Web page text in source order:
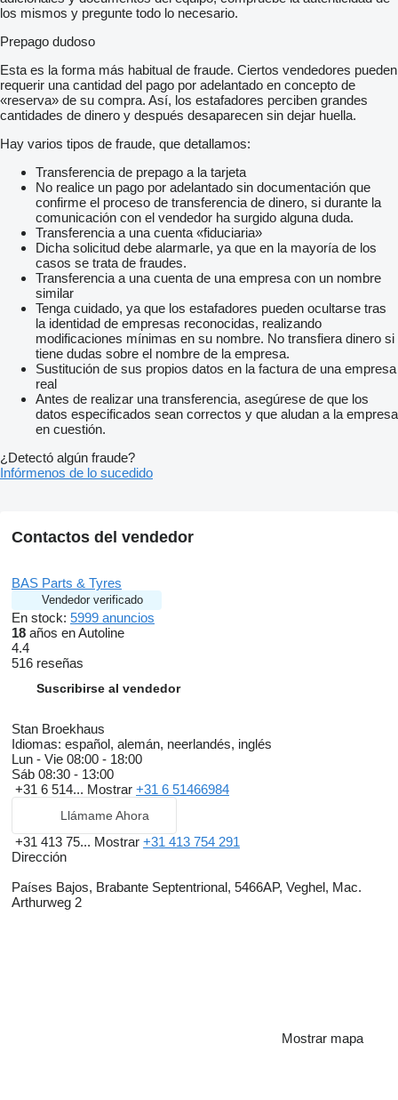
los mismos y pregunte todo lo necesario.
Prepago dudoso
Esta es la forma más habitual de fraude. Ciertos vendedores pueden
requerir una cantidad del pago por adelantado en concepto de
«reserva» de su compra. Así, los estafadores perciben grandes
cantidades de dinero y después desaparecen sin dejar huella.
Hay varios tipos de fraude, que detallamos:
Transferencia de prepago a la tarjeta
No realice un pago por adelantado sin documentación que
confirme el proceso de transferencia de dinero, si durante la
comunicación con el vendedor ha surgido alguna duda.
Transferencia a una cuenta «fiduciaria»
Dicha solicitud debe alarmarle, ya que en la mayoría de los
casos se trata de fraudes.
Transferencia a una cuenta de una empresa con un nombre
similar
Tenga cuidado, ya que los estafadores pueden ocultarse tras
la identidad de empresas reconocidas, realizando
modificaciones mínimas en su nombre. No transfiera dinero si
tiene dudas sobre el nombre de la empresa.
Sustitución de sus propios datos en la factura de una empresa
real
Antes de realizar una transferencia, asegúrese de que los
datos especificados sean correctos y que aludan a la empresa
en cuestión.
¿Detectó algún fraude?
Infórmenos de lo sucedido
Contactos del vendedor
BAS Parts & Tyres
Vendedor verificado
En stock: 5999 anuncios
18 años en Autoline
4.4
516 reseñas
Suscribirse al vendedor
Stan Broekhaus
Idiomas: español, alemán, neerlandés, inglés
Lun - Vie 08:00 - 18:00
Sáb 08:30 - 13:00
+31 6 514... Mostrar +31 6 51466984
Llámame Ahora
+31 413 75... Mostrar +31 413 754 291
Dirección
Países Bajos, Brabante Septentrional, 5466AP, Veghel, Mac.
Arthurweg 2
Mostrar mapa